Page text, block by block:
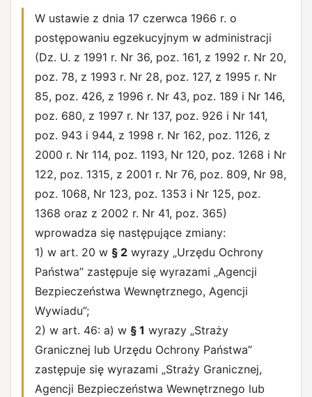
W ustawie z dnia 17 czerwca 1966 r. o
postępowaniu egzekucyjnym w administracji
(Dz. U. z 1991 r. Nr 36, poz. 161, z 1992 r. Nr 20,
poz. 78, z 1993 r. Nr 28, poz. 127, z 1995 r. Nr
85, poz. 426, z 1996 r. Nr 43, poz. 189 i Nr 146,
poz. 680, z 1997 r. Nr 137, poz. 926 i Nr 141,
poz. 943 i 944, z 1998 r. Nr 162, poz. 1126, z
2000 r. Nr 114, poz. 1193, Nr 120, poz. 1268 i Nr
122, poz. 1315, z 2001 r. Nr 76, poz. 809, Nr 98,
poz. 1068, Nr 123, poz. 1353 i Nr 125, poz.
1368 oraz z 2002 r. Nr 41, poz. 365)
wprowadza się następujące zmiany:
1) w art. 20 w § 2 wyrazy „Urzędu Ochrony
Państwa” zastępuje się wyrazami „Agencji
Bezpieczeństwa Wewnętrznego, Agencji
Wywiadu”;
2) w art. 46: a) w § 1 wyrazy „Straży
Granicznej lub Urzędu Ochrony Państwa”
zastępuje się wyrazami „Straży Granicznej,
Agencji Bezpieczeństwa Wewnętrznego lub